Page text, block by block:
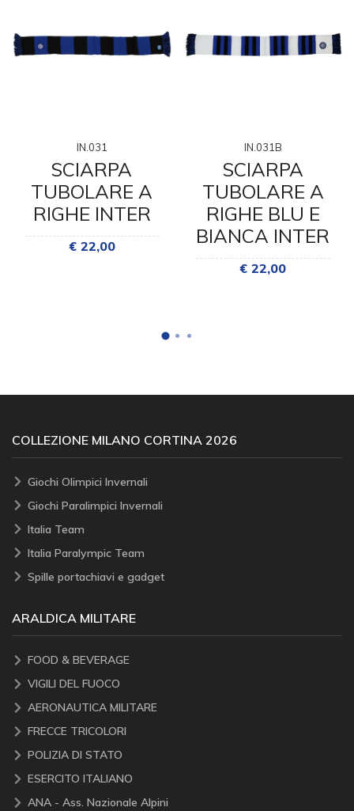
IN.031
SCIARPA
TUBOLARE A
RIGHE INTER
€ 22,00
IN.031B
SCIARPA
TUBOLARE A
RIGHE BLU E
BIANCA INTER
€ 22,00
COLLEZIONE MILANO CORTINA 2026
Giochi Olimpici Invernali
Giochi Paralimpici Invernali
Italia Team
Italia Paralympic Team
Spille portachiavi e gadget
ARALDICA MILITARE
FOOD & BEVERAGE
VIGILI DEL FUOCO
AERONAUTICA MILITARE
FRECCE TRICOLORI
POLIZIA DI STATO
ESERCITO ITALIANO
ANA - Ass. Nazionale Alpini